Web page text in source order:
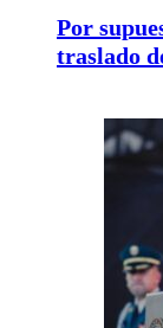
Por
traslado